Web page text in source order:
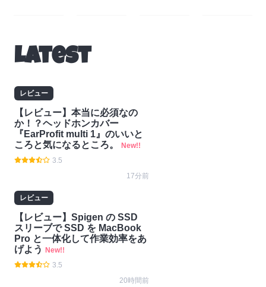
ビュ
ー
Latest
レビュー
【レビュー】本当に必須なの
か！？ヘッドホンカバー
『EarProfit multi 1』のいいと
ころと気になるところ。
New!!
3.5
17分前
レビュー
【レビュー】Spigen の SSD
スリーブで SSD を MacBook
Pro と一体化して作業効率をあ
げよう New!!
3.5
20時間前